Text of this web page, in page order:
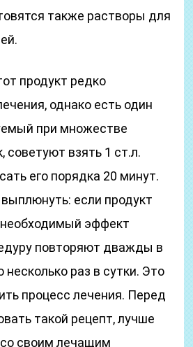
также растворы для
продукт редко
однако есть один
при множестве
советуют взять 1 ст.л.
его порядка 20 минут.
если продукт
необходимый эффект
повторяют дважды в
раз в сутки. Это
процесс лечения. Перед
такой рецепт, лучше
своим лечащим